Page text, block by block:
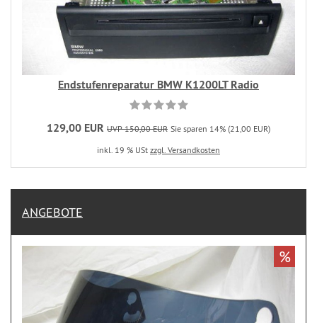
Endstufenreparatur BMW K1200LT Radio
129,00 EUR UVP 150,00 EUR Sie sparen 14% (21,00 EUR)
inkl. 19 % USt zzgl. Versandkosten
ANGEBOTE
%